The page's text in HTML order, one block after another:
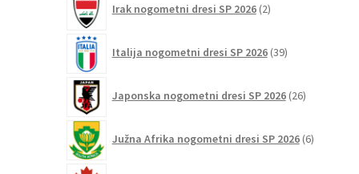
Irak nogometni dresi SP 2026 2izdelka
Italija nogometni dresi SP 2026 39izdelkov
Japonska nogometni dresi SP 2026 26izdelkov
Južna Afrika nogometni dresi SP 2026 6izdelkov